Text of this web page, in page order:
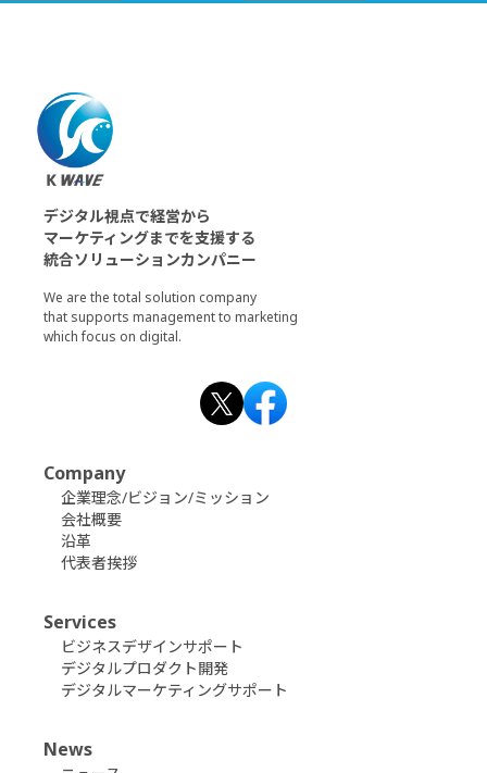
デジタル視点で経営から
マーケティングまでを支援する
統合ソリューションカンパニー
We are the total solution company
that supports management to marketing
which focus on digital.
Company
企業理念/ビジョン/ミッション
会社概要
沿革
代表者挨拶
Services
ビジネスデザインサポート
デジタルプロダクト開発
デジタルマーケティングサポート
News